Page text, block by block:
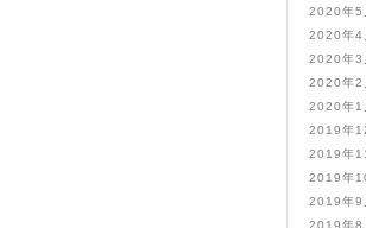
2020年5
2020年4
2020年3
2020年2
2020年1
2019年
2019年
2019年
2019年9
2019年8